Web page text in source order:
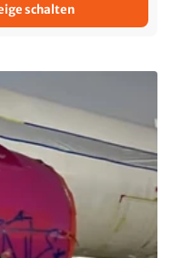
schalten